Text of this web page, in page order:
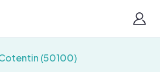
(50100)